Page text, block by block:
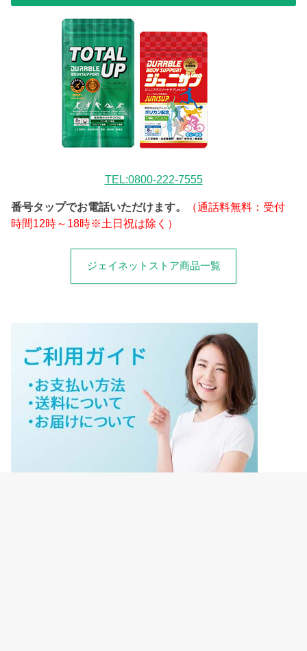
TEL:0800-222-7555
番号タップでお電話いただけます。
（通話料無料：受付
時間12時～18時※土日祝は除く）
ジェイネットストア商品一覧